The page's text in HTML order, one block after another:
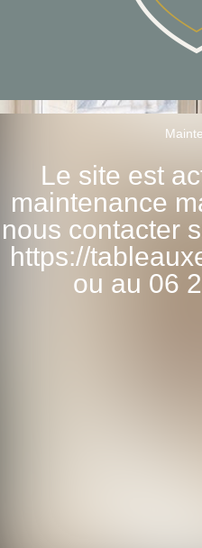
Le site est
maintenance
nous contacter
https://
ou au 06